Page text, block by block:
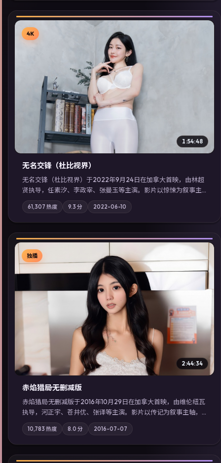
▶
4K
1:54:48
无名交锋（杜比视界）
无名交锋（杜比视界）于2022年9月24日在加拿大首映，由林超
贤执导，任素汐、李政宰、张曼玉等主演。影片以惊悚为叙事主
轴，失踪人口档案牵出跨国灰色产业链；摄影与配乐强化地域气
质；站内亦可通过「国产免费观看高清电视剧在线看」延展检索
同类型高分佳作，畅享高清在线追剧体验。
61,307 热度 9.3 分 2022-06-10
▶
独播
2:44:34
赤焰猎局·无删减版
赤焰猎局·无删减版于2016年10月29日在加拿大首映，由维伦纽瓦
执导，河正宇、苍井优、张译等主演。影片以传记为叙事主轴，
亲情与职责必须在倒计时结束前做出抉择；摄影与配乐强化地域
气质；站内亦可通过「国产免费观看高清电视剧在线看」延展检
索同类型高分佳作，畅享高清在线追剧体验。
10,783 热度 8.0 分 2016-07-07